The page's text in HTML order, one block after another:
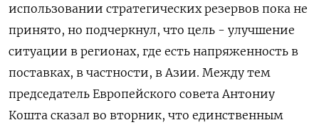
использовании стратегических резервов пока не
принято, но подчеркнул, что цель - улучшение ​
ситуации в регионах, где ⁠есть напряженность в
поставках, в частности, в Азии. Между тем
председатель Европейского совета Антониу
Кошта ‌сказал во вторник, что единственным